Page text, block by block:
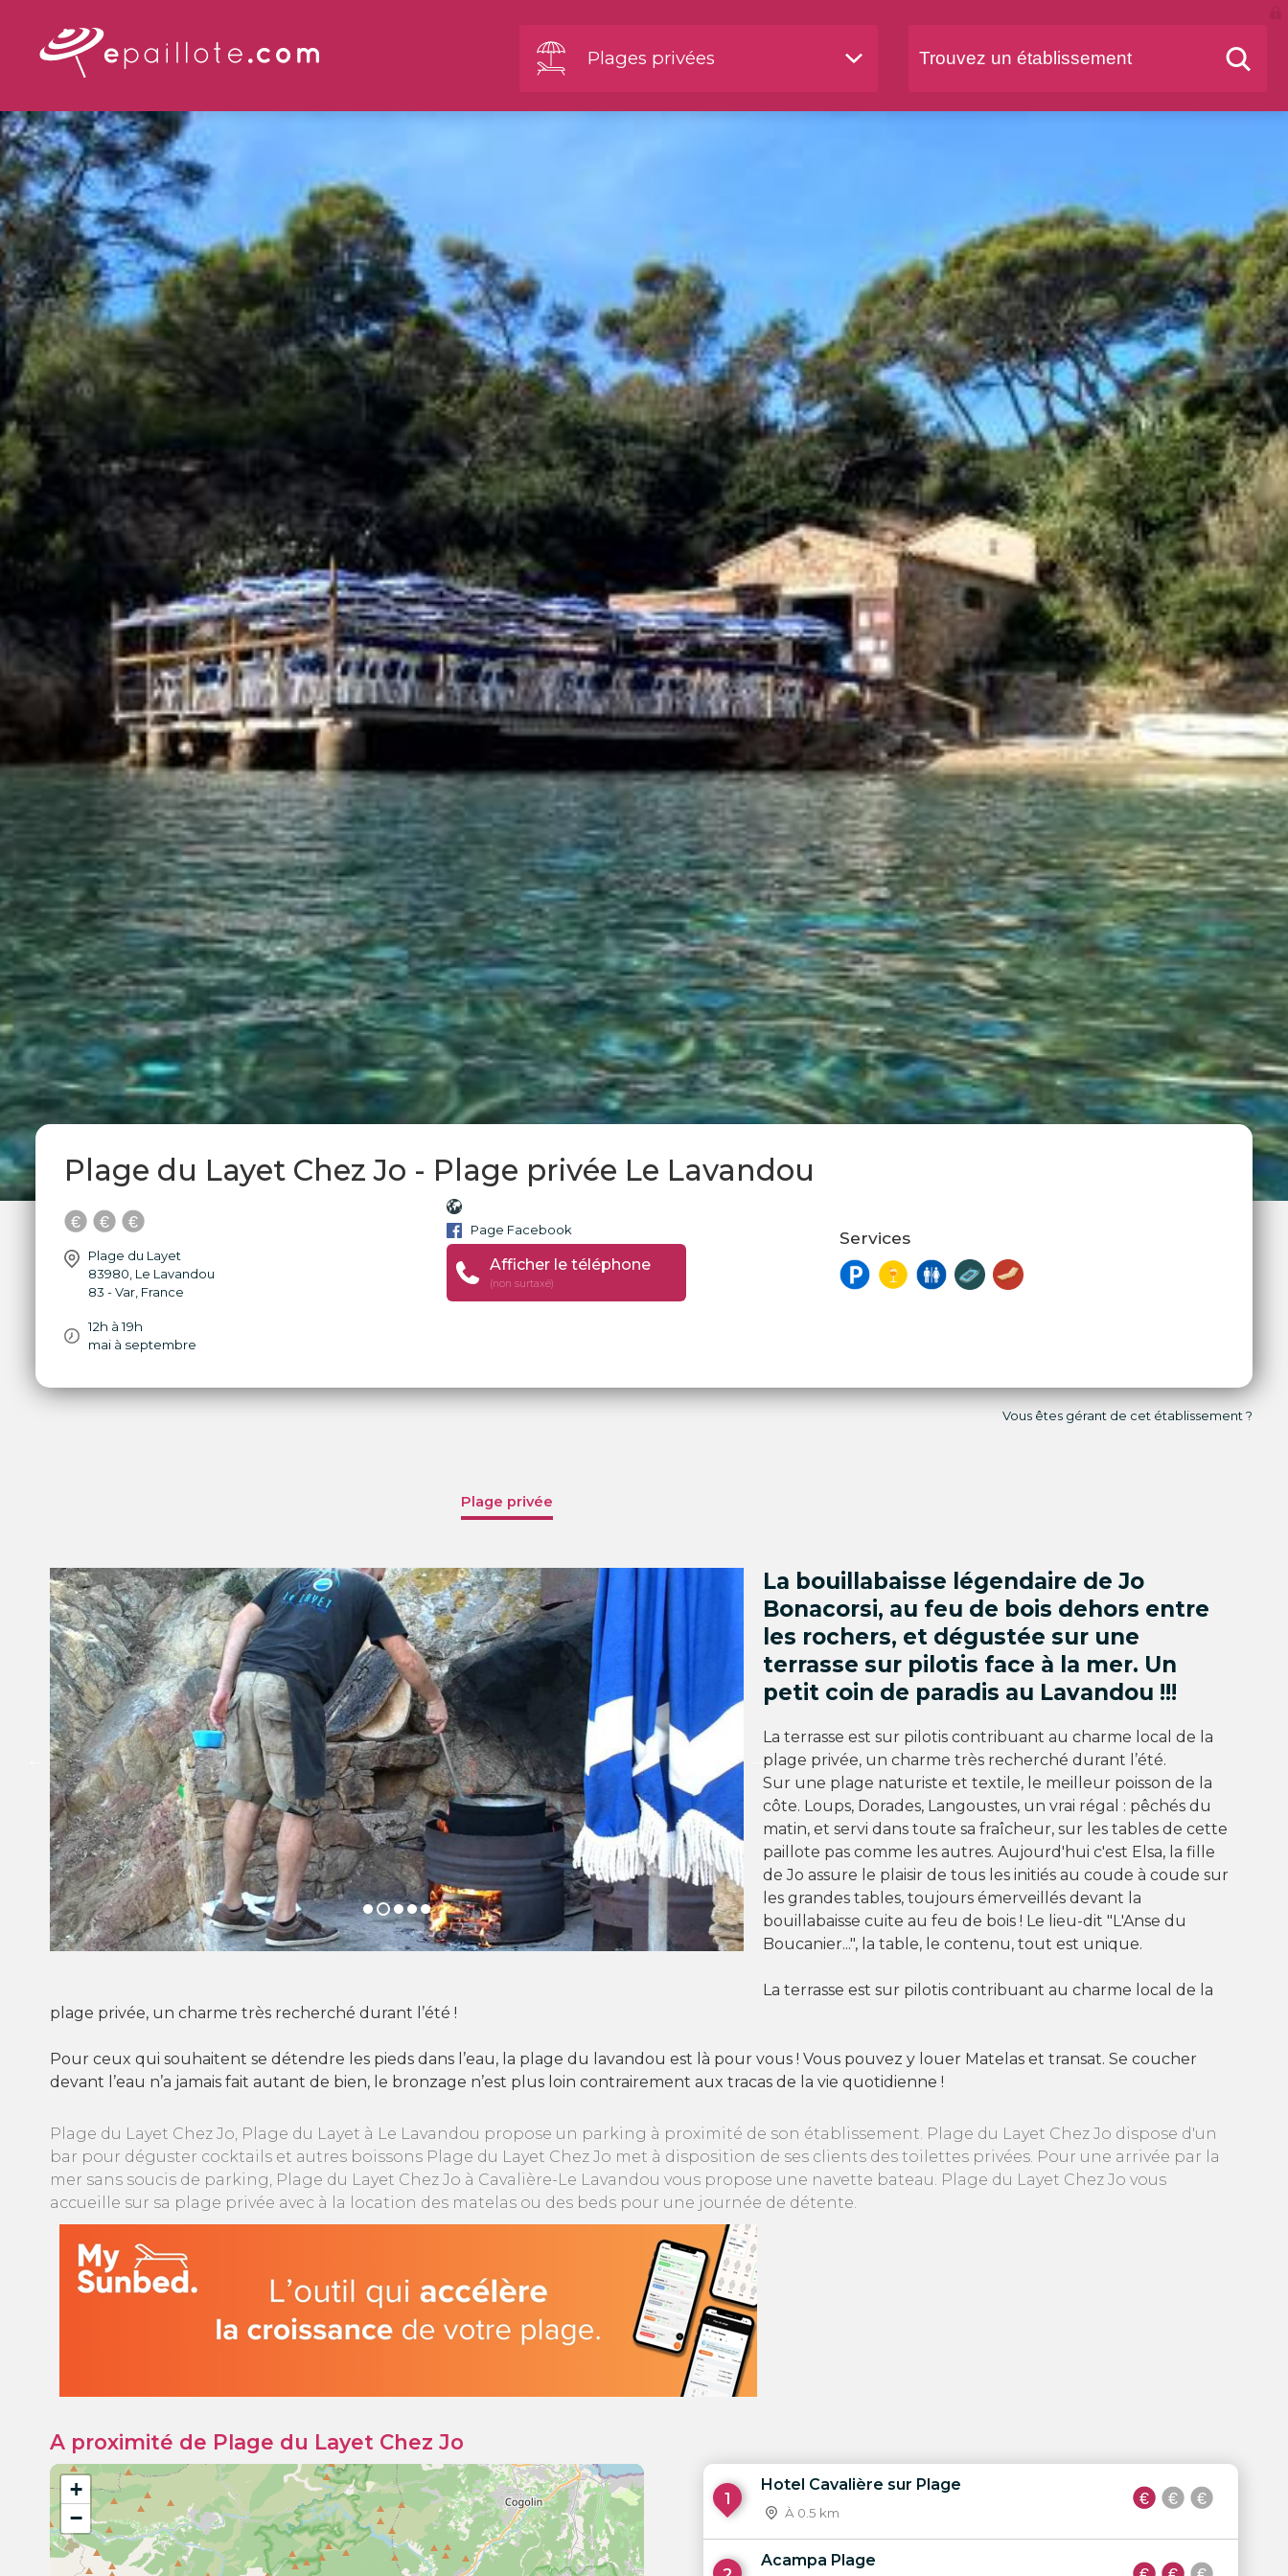
Plages privées
Plage du Layet Chez Jo - Plage privée Le Lavandou
Plage du Layet
83980 Le Lavandou
83 - Var France
12h à 19h
mai à septembre
Page Facebook
Afficher le téléphone
(non surtaxé)
Services
Vous êtes gérant de cet établissement ?
Plage privée
La bouillabaisse légendaire de Jo
Bonacorsi, au feu de bois dehors entre
les rochers, et dégustée sur une
terrasse sur pilotis face à la mer. Un
petit coin de paradis au Lavandou !!!
La terrasse est sur pilotis contribuant au charme local de la
plage privée, un charme très recherché durant l’été.
Sur une plage naturiste et textile, le meilleur poisson de la
côte. Loups, Dorades, Langoustes, un vrai régal : pêchés du
matin, et servi dans toute sa fraîcheur, sur les tables de cette
paillote pas comme les autres. Aujourd'hui c'est Elsa, la fille
de Jo assure le plaisir de tous les initiés au coude à coude sur
les grandes tables, toujours émerveillés devant la
bouillabaisse cuite au feu de bois ! Le lieu-dit "L'Anse du
Boucanier...", la table, le contenu, tout est unique.
La terrasse est sur pilotis contribuant au charme local de la
plage privée, un charme très recherché durant l’été !
Pour ceux qui souhaitent se détendre les pieds dans l’eau, la plage du lavandou est là pour vous ! Vous pouvez y louer Matelas et transat. Se coucher
devant l’eau n’a jamais fait autant de bien, le bronzage n’est plus loin contrairement aux tracas de la vie quotidienne !
Plage du Layet Chez Jo, Plage du Layet à Le Lavandou propose un parking à proximité de son établissement. Plage du Layet Chez Jo dispose d'un
bar pour déguster cocktails et autres boissons Plage du Layet Chez Jo met à disposition de ses clients des toilettes privées. Pour une arrivée par la
mer sans soucis de parking, Plage du Layet Chez Jo à Cavalière-Le Lavandou vous propose une navette bateau. Plage du Layet Chez Jo vous
accueille sur sa plage privée avec à la location des matelas ou des beds pour une journée de détente.
A proximité de Plage du Layet Chez Jo
+
−
1
Hotel Cavalière sur Plage
À 0.5 km
Acampa Plage